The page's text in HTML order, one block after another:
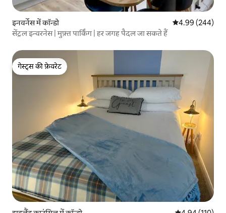
इनवर्नेस में कॉन्डो औसत रेटिंग 5 में से
4.99 (244)
सेंट्रल इन्वरनेस | मुफ़्त पार्किंग | हर जगह पैदल जा सकते हैं
गेस्ट्स की फ़ेवरेट
गेस्ट्स की फ़ेवरेट